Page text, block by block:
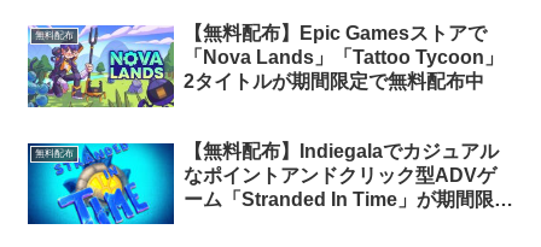
無料配布
【無料配布】Epic Gamesストアで
「Nova Lands」「Tattoo Tycoon」
2タイトルが期間限定で無料配布中
無料配布
【無料配布】Indiegalaでカジュアル
なポイントアンドクリック型ADVゲ
ーム「Stranded In Time」が期間限定